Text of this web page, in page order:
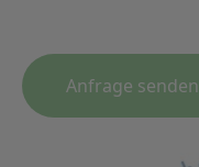
Anfrage senden